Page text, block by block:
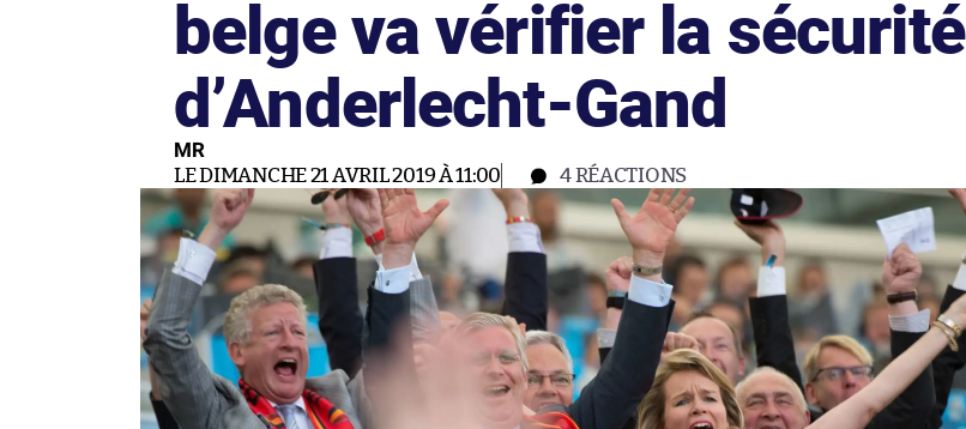
belge va vérifier la sécurité
d’Anderlecht-Gand
MR
LE DIMANCHE 21 AVRIL 2019 À 11:00 4RÉACTIONS